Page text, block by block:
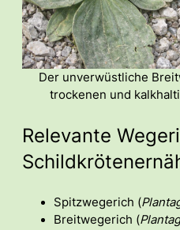
Der unverwüstliche
trockenen und
Relevante
Spitzwegerich (
Breitwegerich (